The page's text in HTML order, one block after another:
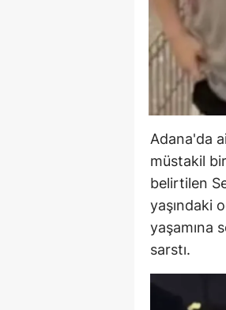
Adana'da
müstakil
belirtilen
yaşındaki
yaşamına
sarstı.